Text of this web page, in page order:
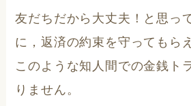
友だちだから大丈夫！と思っ
に，返済の約束を守ってもら
このような知人間での金銭ト
りません。